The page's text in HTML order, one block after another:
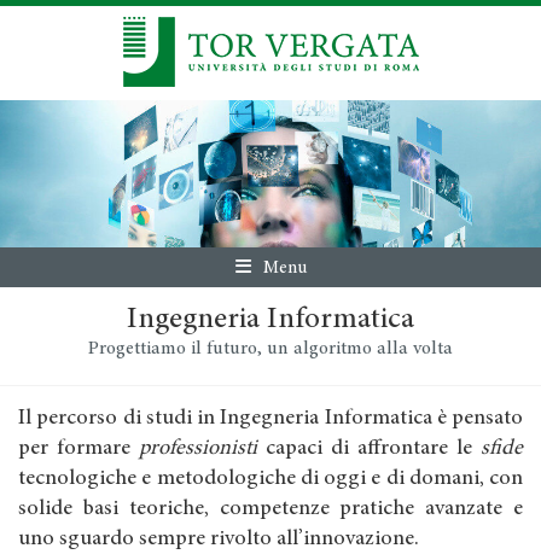
Menu
Ingegneria Informatica
Progettiamo il futuro, un algoritmo alla volta
Il percorso di studi in Ingegneria Informatica è pensato
per formare professionisticapaci di affrontare le sfide
tecnologiche e metodologiche di oggi e di domani, con
solide basi teoriche, competenze pratiche avanzate e
uno sguardo sempre rivolto all’innovazione.